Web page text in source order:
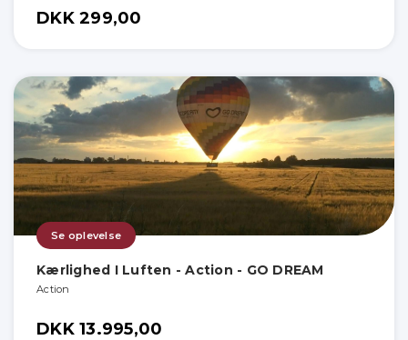
DKK 299,00
Se oplevelse
Kærlighed I Luften - Action - GO DREAM
Action
DKK 13.995,00